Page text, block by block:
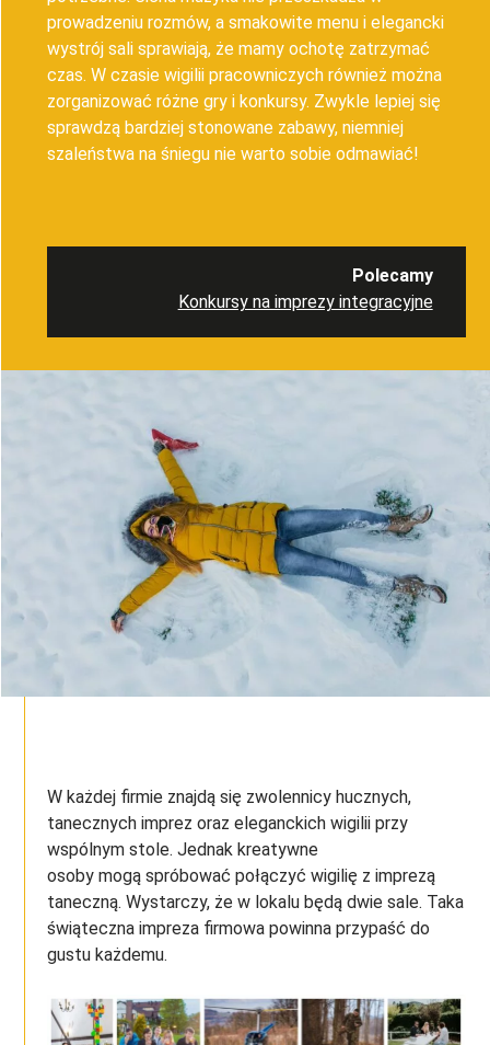
prowadzeniu rozmów, a smakowite menu i elegancki
wystrój sali sprawiają, że mamy ochotę zatrzymać
czas. W czasie wigilii pracowniczych również można
zorganizować różne gry i konkursy. Zwykle lepiej się
sprawdzą bardziej stonowane zabawy, niemniej
szaleństwa na śniegu nie warto sobie odmawiać!
Polecamy
Konkursy na imprezy integracyjne
W każdej firmie znajdą się zwolennicy hucznych,
tanecznych imprez oraz eleganckich wigilii przy
wspólnym stole. Jednak kreatywne
osoby mogą spróbować połączyć wigilię z imprezą
taneczną. Wystarczy, że w lokalu będą dwie sale. Taka
świąteczna impreza firmowa powinna przypaść do
gustu każdemu.